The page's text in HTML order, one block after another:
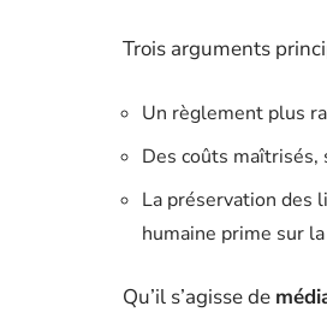
Trois arguments
Un règlement plus
Des coûts maîtrisés,
La préservation des
humaine prime sur
Qu’il s’agisse de